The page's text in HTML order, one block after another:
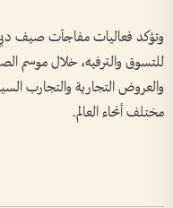
للتسوق والترفيه، خلال موسم
والعروض التجارية والتجارب
مختلف أنحاء العالم.